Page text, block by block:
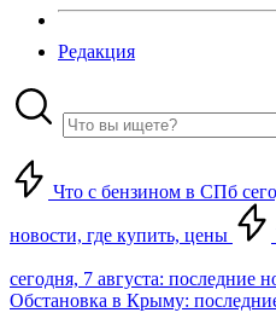
Редакция
Что с бензином в СПб
новости, где купить, цены
сегодня, 7 августа: последние
Обстановка в Крыму: